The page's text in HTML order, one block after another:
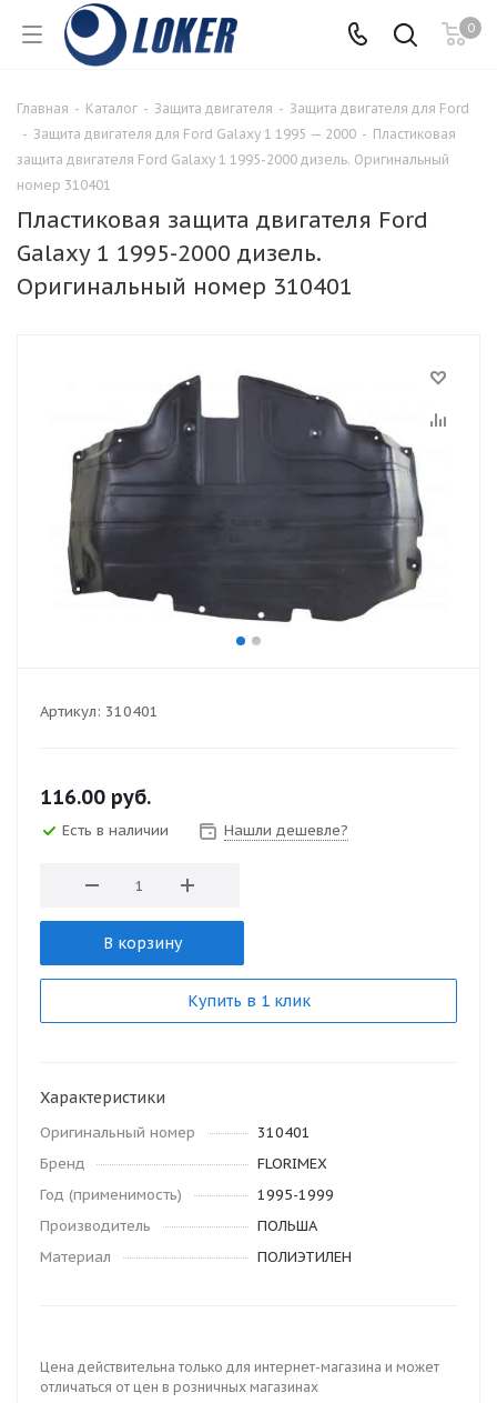
0
Главная - Каталог - Защита двигателя - Защита двигателя для Ford
- Защита двигателя для Ford Galaxy 1 1995 — 2000 - Пластиковая
защита двигателя Ford Galaxy 1 1995-2000 дизель. Оригинальный
номер 310401
Пластиковая защита двигателя Ford
Galaxy 1 1995-2000 дизель.
Оригинальный номер 310401
Артикул: 310401
116.00 руб.
Есть в наличии Нашли дешевле?
В корзину
Купить в 1 клик
Характеристики
Оригинальный номер
310401
Бренд
FLORIMEX
Год (применимость)
1995-1999
Производитель
ПОЛЬША
Материал
ПОЛИЭТИЛЕН
Цена действительна только для интернет-магазина и может
отличаться от цен в розничных магазинах